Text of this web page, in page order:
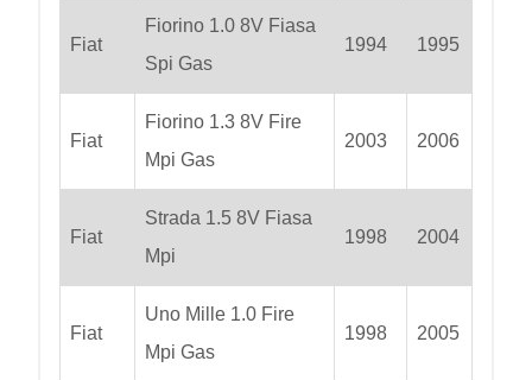
Fiat
Fiorino 1.0 8V Fiasa
Spi Gas
1994 1995
Fiat
Fiorino 1.3 8V Fire
Mpi Gas
2003 2006
Fiat
Strada 1.5 8V Fiasa
Mpi
1998 2004
Fiat
Uno Mille 1.0 Fire
Mpi Gas
1998 2005